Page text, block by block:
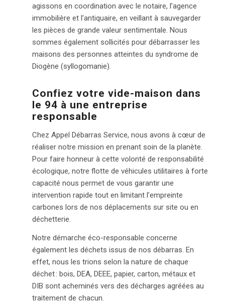
agissons en coordination avec le notaire, l’agence
immobilière et l’antiquaire, en veillant à sauvegarder
les pièces de grande valeur sentimentale. Nous
sommes également sollicités pour débarrasser les
maisons des personnes atteintes du syndrome de
Diogène (syllogomanie).
Confiez votre vide-maison dans
le 94 à une entreprise
responsable
Chez Appel Débarras Service, nous avons à cœur de
réaliser notre mission en prenant soin de la planète.
Pour faire honneur à cette volonté de responsabilité
écologique, notre flotte de véhicules utilitaires à forte
capacité nous permet de vous garantir une
intervention rapide tout en limitant l’empreinte
carbones lors de nos déplacements sur site ou en
déchetterie.
Notre démarche éco-responsable concerne
également les déchets issus de nos débarras. En
effet, nous les trions selon la nature de chaque
déchet : bois, DEA, DEEE, papier, carton, métaux et
DIB sont acheminés vers des décharges agréées au
traitement de chacun.